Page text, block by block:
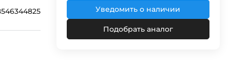
Уведомить о наличии
Подобрать аналог